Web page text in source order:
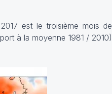
est le troisième mois de
à la moyenne 1981 / 2010)